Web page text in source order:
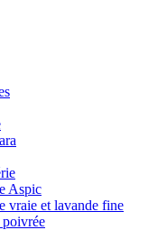
Aspic
vraie et lavande fine